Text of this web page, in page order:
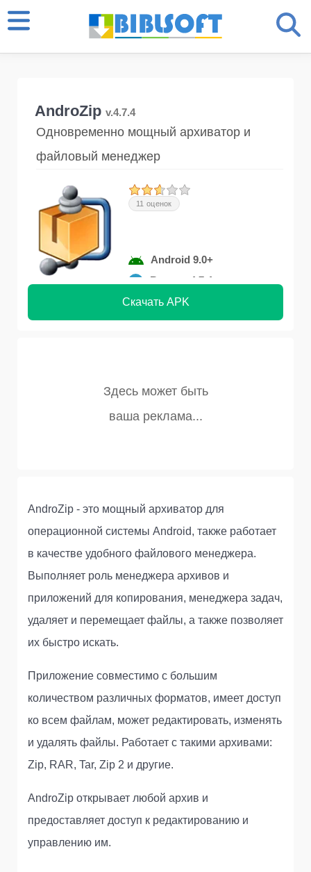
AndroZip v.4.7.4
Одновременно мощный архиватор и
файловый менеджер
11 оценок
Android 9.0+
Версия 4.7.4
Скачать APK
AndroZip - это мощный архиватор для
операционной системы Android, также работает
в качестве удобного файлового менеджера.
Выполняет роль менеджера архивов и
приложений для копирования, менеджера задач,
удаляет и перемещает файлы, а также позволяет
их быстро искать.
Приложение совместимо с большим
количеством различных форматов, имеет доступ
ко всем файлам, может редактировать, изменять
и удалять файлы. Работает с такими архивами:
Zip, RAR, Tar, Zip 2 и другие.
AndroZip открывает любой архив и
предоставляет доступ к редактированию и
управлению им.